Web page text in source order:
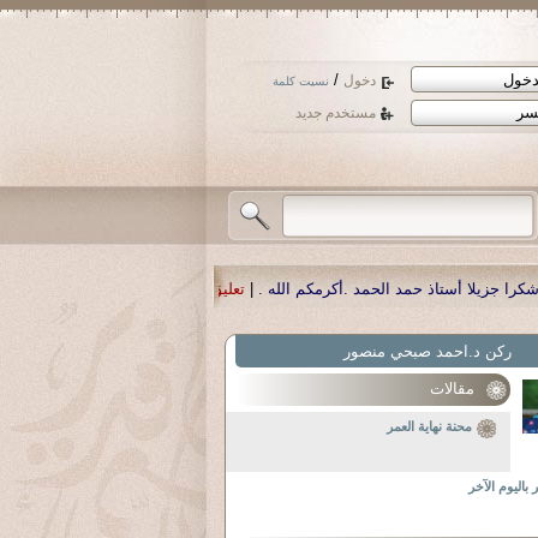
دخول / نسيت كلمة
مستخدم جديد
.أكرمكم الله .|تعليق: نسأل الله تعالى أن يمن بالشفاء لوالدنا العزيز
السيد يشعل معركة داخل الحزب الديمقراطي
حول مستقبل اليسار الأمريكي
ركن د.احمد صبحي منصور
مقالات
محنة نهاية العمر
باليوم الآخر